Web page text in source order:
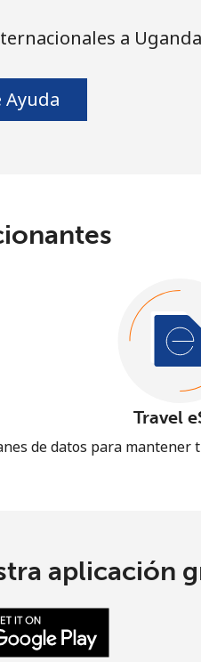
a
Travel
de datos para mantener
aplicación